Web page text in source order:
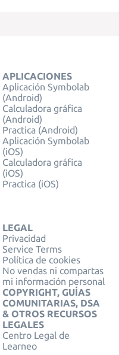
APLICACIONES
Aplicación Symbolab
(Android)
Calculadora gráfica
(Android)
Practica (Android)
Aplicación Symbolab
(iOS)
Calculadora gráfica
(iOS)
Practica (iOS)
LEGAL
Privacidad
Service Terms
Política de cookies
No vendas ni compartas
mi información personal
COPYRIGHT, GUÍAS
COMUNITARIAS, DSA
& OTROS RECURSOS
LEGALES
Centro Legal de
Learneo